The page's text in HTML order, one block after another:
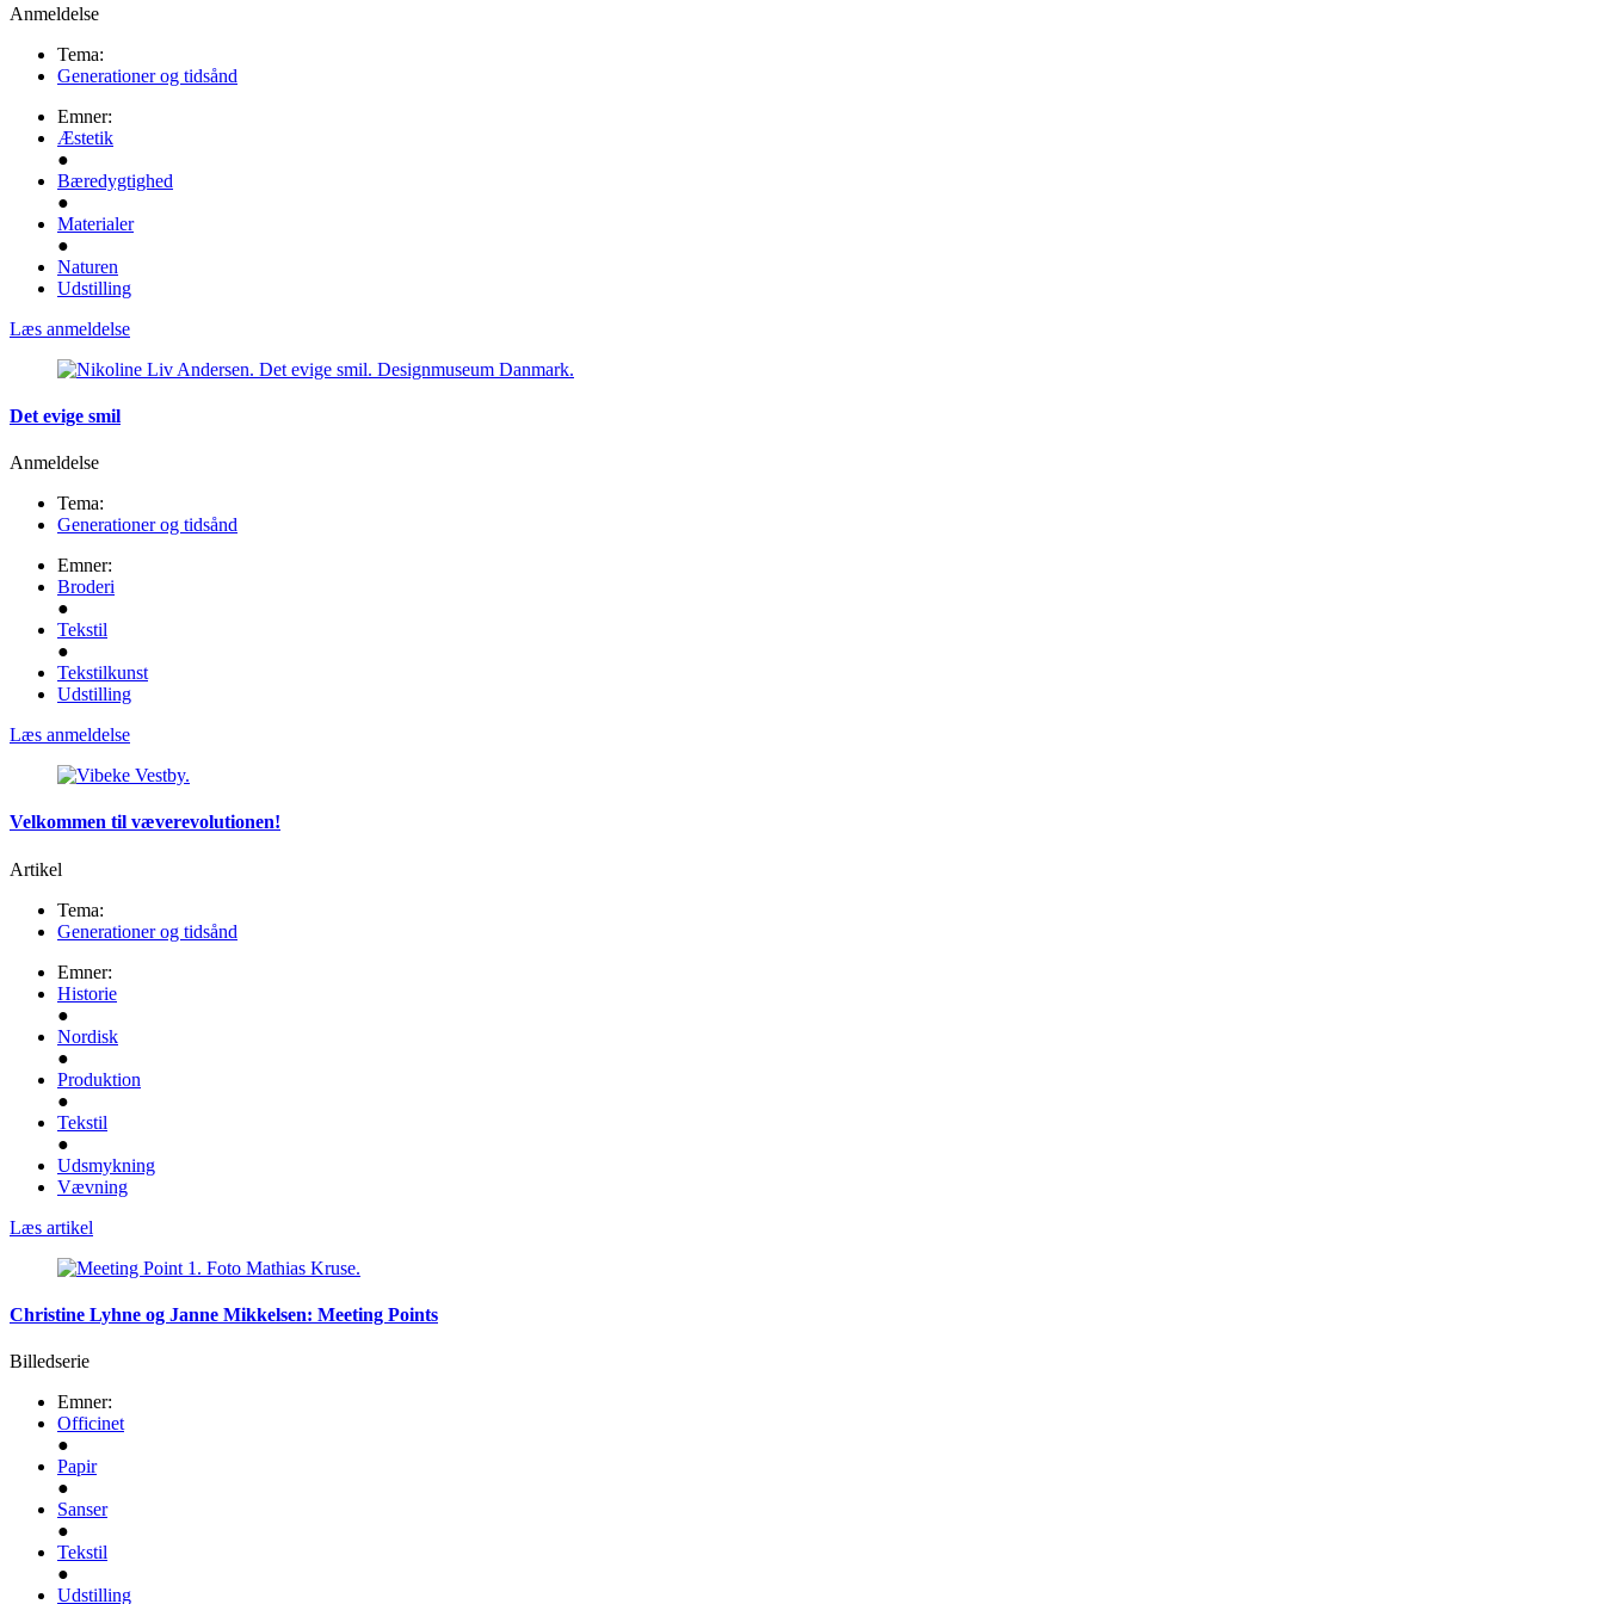
Anmeldelse
Tema:
Generationer og tidsånd
Emner:
Æstetik
●
Bæredygtighed
●
Materialer
●
Naturen
Udstilling
Læs anmeldelse
Det evige smil
Anmeldelse
Tema:
Generationer og tidsånd
Emner:
Broderi
●
Tekstil
●
Tekstilkunst
Udstilling
Læs anmeldelse
Velkommen til væverevolutionen!
Artikel
Tema:
Generationer og tidsånd
Emner:
Historie
●
Nordisk
●
Produktion
●
Tekstil
●
Udsmykning
Vævning
Læs artikel
Christine Lyhne og Janne Mikkelsen: Meeting Points
Billedserie
Emner:
Officinet
●
Papir
●
Sanser
●
Tekstil
●
Udstilling